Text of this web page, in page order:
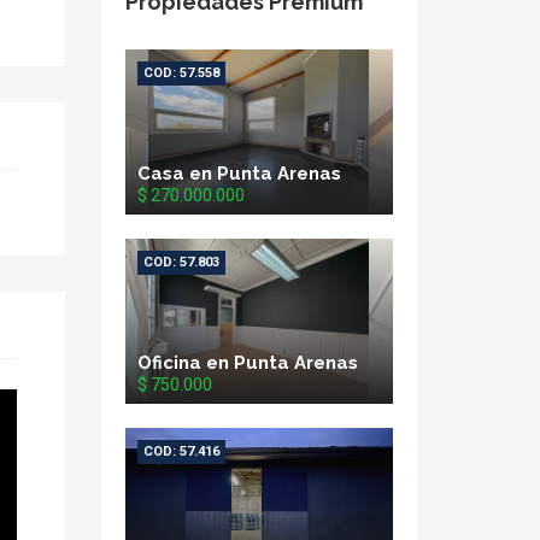
COD: 57.558
Casa en Punta Arenas
$ 270.000.000
COD: 57.803
Oficina en Punta Arenas
$ 750.000
COD: 57.416